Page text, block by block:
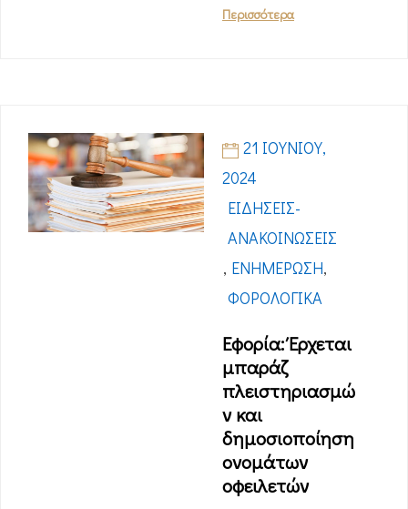
Περισσότερα
21 ΙΟΥΝΊΟΥ,
2024
ΕΙΔΉΣΕΙΣ-
ΑΝΑΚΟΙΝΏΣΕΙΣ
, ΕΝΗΜΈΡΩΣΗ,
ΦΟΡΟΛΟΓΙΚΆ
Εφορία: Έρχεται
μπαράζ
πλειστηριασμώ
ν και
δημοσιοποίηση
ονομάτων
οφειλετών